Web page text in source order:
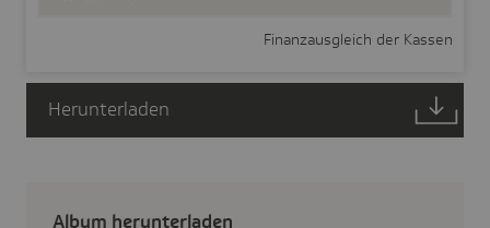
Finanzausgleich der Kassen
Herunterladen
Album herun­ter­laden